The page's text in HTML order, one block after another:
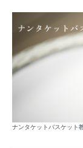
ナンタケットバスケット